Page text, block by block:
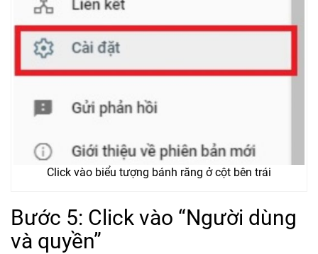
Click vào biểu tượng bánh răng ở cột bên trái
Bước 5: Click vào “Người dùng
và quyền”